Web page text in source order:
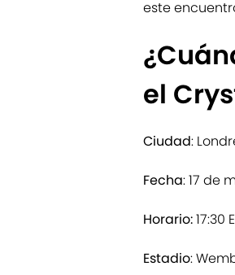
este
el
Ciudad:
Fecha: 17 de
Horario:17:30
Estadio: